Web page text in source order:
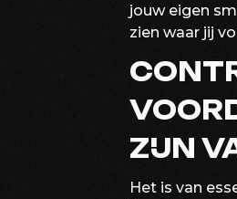
jouw eigen
zien waar jij
ZIJN
Het is van